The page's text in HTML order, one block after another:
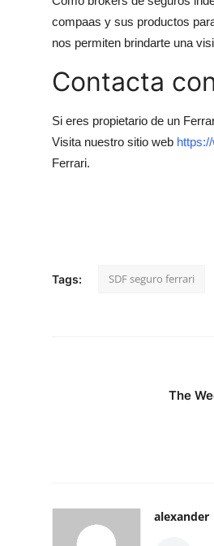
compaas y sus productos
nos permiten brindarte una
Contacta
Si eres propietario de un
Visita nuestro sitio web
Ferrari.
Tags: SDF seguro ferrari
The
alexander